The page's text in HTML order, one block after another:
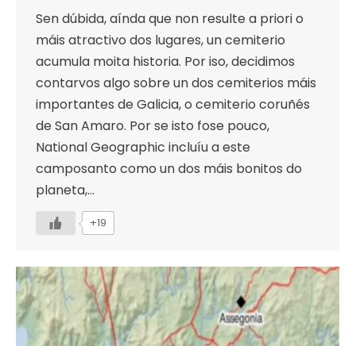
Sen dúbida, aínda que non resulte a priori o
máis atractivo dos lugares, un cemiterio
acumula moita historia. Por iso, decidimos
contarvos algo sobre un dos cemiterios máis
importantes de Galicia, o cemiterio coruñés
de San Amaro. Por se isto fose pouco,
National Geographic incluíu a este
camposanto como un dos máis bonitos do
planeta,…
+19